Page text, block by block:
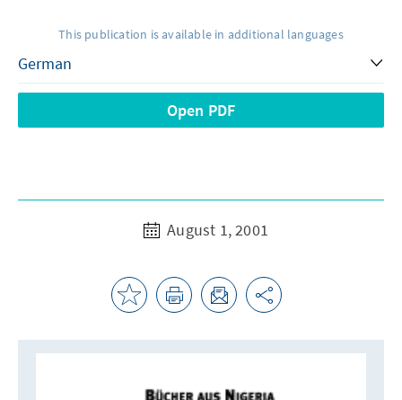
This publication is available in additional languages
Open PDF
August 1, 2001